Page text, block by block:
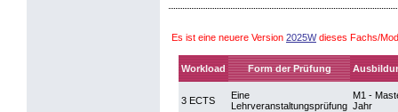
Es ist eine neuere Version 2025Wdieses Fachs/
Workload Form der Prüfung
3 ECTS
Eine
Lehrveranstaltungsprüfung
M1 -
Jahr